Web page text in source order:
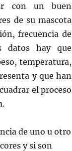
con un buen
de su mascota
frecuencia de
datos hay que
temperatura,
y que han
el proceso
de uno u otro
y si son